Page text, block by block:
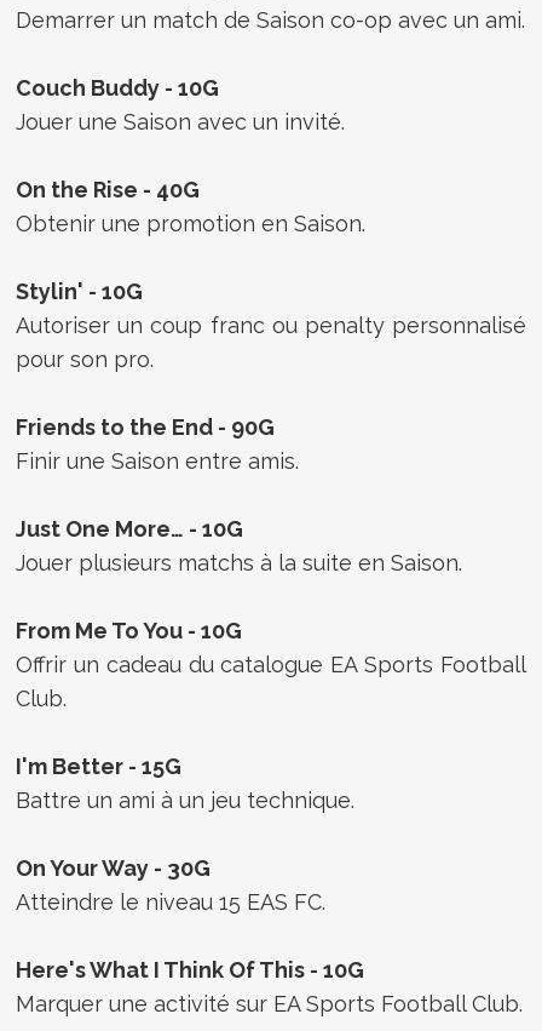
Demarrer un match de Saison co-op avec un ami.
Couch Buddy - 10G
Jouer une Saison avec un invité.
On the Rise - 40G
Obtenir une promotion en Saison.
Stylin' - 10G
Autoriser un coup franc ou penalty personnalisé
pour son pro.
Friends to the End - 90G
Finir une Saison entre amis.
Just One More… - 10G
Jouer plusieurs matchs à la suite en Saison.
From Me To You - 10G
Offrir un cadeau du catalogue EA Sports Football
Club.
I'm Better - 15G
Battre un ami à un jeu technique.
On Your Way - 30G
Atteindre le niveau 15 EAS FC.
Here's What I Think Of This - 10G
Marquer une activité sur EA Sports Football Club.